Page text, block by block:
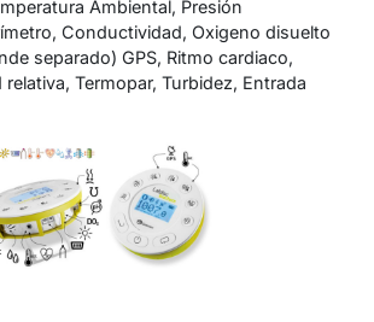
Ambiental, Presión
Conductividad, Oxigeno disuelto
separado) GPS, Ritmo cardiaco,
Termopar, Turbidez, Entrada